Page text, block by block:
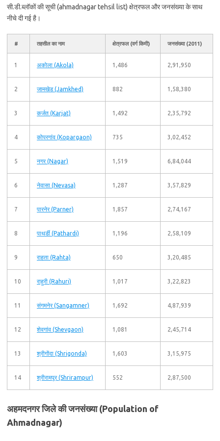
सी.डी.ब्लॉकों की सूची (ahmadnagar tehsil list) क्षेत्रफल और जनसंख्या के साथ
नीचे दी गई है।
# तहसील का नाम क्षेत्रफल (वर्ग किमी) जनसंख्या (2011)
1 अकोला (Akola) 1,486 2,91,950
2 जामखेड (Jamkhed) 882 1,58,380
3 कर्जत (Karjat) 1,492 2,35,792
4 कोपरगांव (Kopargaon) 735 3,02,452
5 नगर (Nagar) 1,519 6,84,044
6 नेवासा (Nevasa) 1,287 3,57,829
7 पारनेर (Parner) 1,857 2,74,167
8 पाथर्डी (Pathardi) 1,196 2,58,109
9 राहता (Rahta) 650 3,20,485
10 राहुरी (Rahuri) 1,017 3,22,823
11 संगमनेर (Sangamner) 1,692 4,87,939
12 शेवगांव (Shevgaon) 1,081 2,45,714
13 श्रीगोंदा (Shrigonda) 1,603 3,15,975
14 श्रीरामपूर (Shrirampur) 552 2,87,500
अहमदनगर जिले की जनसंख्या (Population of
Ahmadnagar)